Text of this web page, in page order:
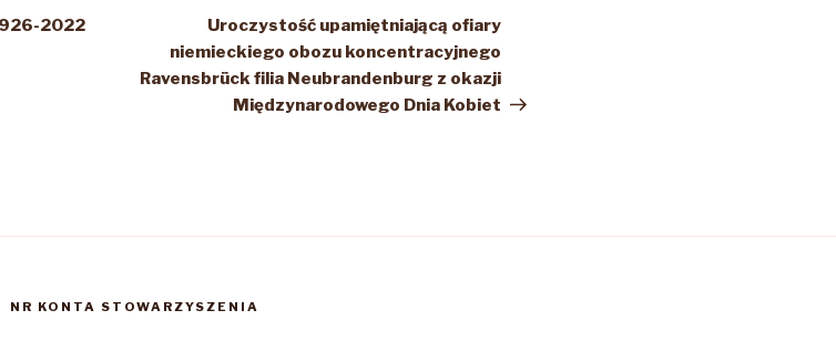
2022
wpis
Uroczystość upamiętniającą ofiary
niemieckiego obozu koncentracyjnego
Ravensbrück filia Neubrandenburg z okazji
Międzynarodowego Dnia Kobiet
NR KONTA STOWARZYSZENIA